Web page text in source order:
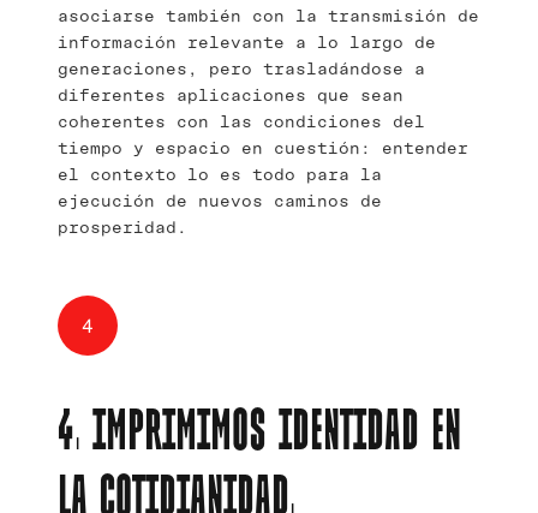
asociarse también con la transmisión de
información relevante a lo largo de
generaciones, pero trasladándose a
diferentes aplicaciones que sean
coherentes con las condiciones del
tiempo y espacio en cuestión: entender
el contexto lo es todo para la
ejecución de nuevos caminos de
prosperidad.
4
4. IMPRIMIMOS IDENTIDAD EN
LA COTIDIANIDAD.